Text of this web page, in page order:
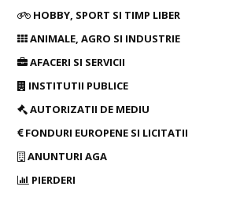
HOBBY, SPORT SI TIMP LIBER
ANIMALE, AGRO SI INDUSTRIE
AFACERI SI SERVICII
INSTITUTII PUBLICE
AUTORIZATII DE MEDIU
FONDURI EUROPENE SI LICITATII
ANUNTURI AGA
PIERDERI